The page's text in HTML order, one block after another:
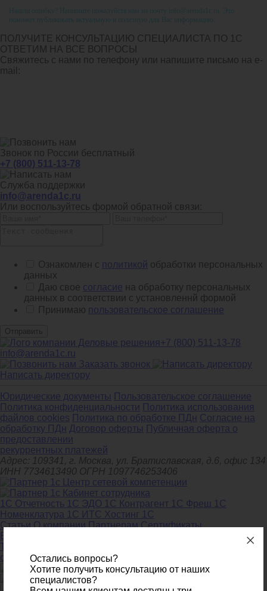
Нашли ошибку? Напишите пожалуйста нам на почту info@arenda1c.ru. Это
поможет публиковать актуальную и полезную для Вас информацию.
ПОЛУЧИТЕ КОНСУЛЬТАЦИЮ СПЕЦИАЛИСТА ПО 1С
ОТВЕТИМ НА ВСЕ ВОПРОСЫ
Свяжитесь с нами по телефону или напишите письмо на e-
mail:
Звонок по России бесплатный
+7 (800) 511-13-78
Служба поддержки
info@arenda1c.ru
Или воспользуйтесь формой обратной связи:
Ознакомлен с политикой обработки персональных
данных
Даю свое согласие на обработку персональных
данных в соответствии с установленнй формой
Принимаю пользовательское соглашение
Отправить
+7 (800) 511-13-78
info@arenda1c.ru
Заказать звонок
Написать директору
Юридические документы Пользовательское соглашение
Политика конфиденциальности Политика использования
файлов cookies Политика по обработке ПДн Cогласие на
обработку ПДн Договор оферты Публичная оферта о
предоставлении
рекуррентных платежей
Адрес: 109341, г. Москва, ул. Братиславская, д.6, офис 134
ИНН 7734613490 ОГРН 1097746253406
1С Отчетность 1С ЭДО 1С Контрагент 1С Фреш
1С
Номенклатура 1С ИТС Хостинг 1С
СтатьиО компанииПартнерамСертификаты
Благотворительность
Тарифы
Вопросы и
ответы
Поддержка 24/7
Остались вопросы?
Хотите получить консультацию от наших
специалистов?